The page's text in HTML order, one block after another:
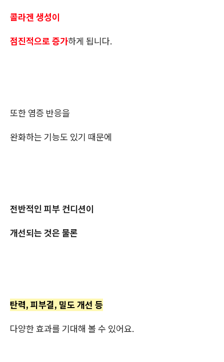
콜라겐 생성이
점진적으로 증가하게 됩니다.
또한 염증 반응을
완화하는 기능도 있기 때문에
전반적인 피부 컨디션이
개선되는 것은 물론
탄력, 피부결, 밀도 개선 등
다양한 효과를 기대해 볼 수 있어요.